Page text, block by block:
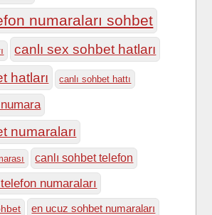
numaraları sohbet
canlı sex sohbet hatları
hatları
canlı sohbet hattı
numaraları
canlı sohbet telefon
numaraları
en ucuz sohbet numaraları